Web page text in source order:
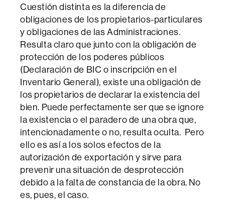
Cuestión distinta es la diferencia de
obligaciones de los propietarios-particulares
y obligaciones de las Administraciones.
Resulta claro que junto con la obligación de
protección de los poderes públicos
(Declaración de BIC o inscripción en el
Inventario General), existe una obligación de
los propietarios de declarar la existencia del
bien. Puede perfectamente ser que se ignore
la existencia o el paradero de una obra que,
intencionadamente o no, resulta oculta. Pero
ello es así a los solos efectos de la
autorización de exportación y sirve para
prevenir una situación de desprotección
debido a la falta de constancia de la obra. No
es, pues, el caso.